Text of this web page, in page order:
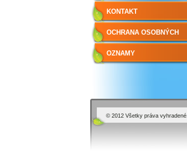
KONTAKT
OCHRANA OSOBNÝCH
ÚDAJOV
OZNAMY
© 2012 Všetky práva vyhradené.